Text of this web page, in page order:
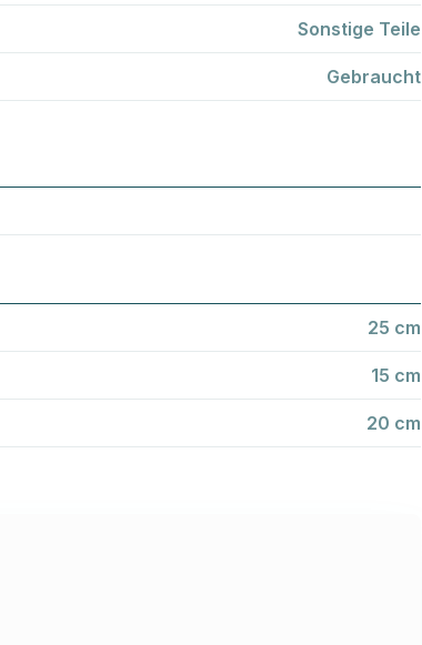
Sonstige Teile
Gebraucht
25 cm
15 cm
20 cm